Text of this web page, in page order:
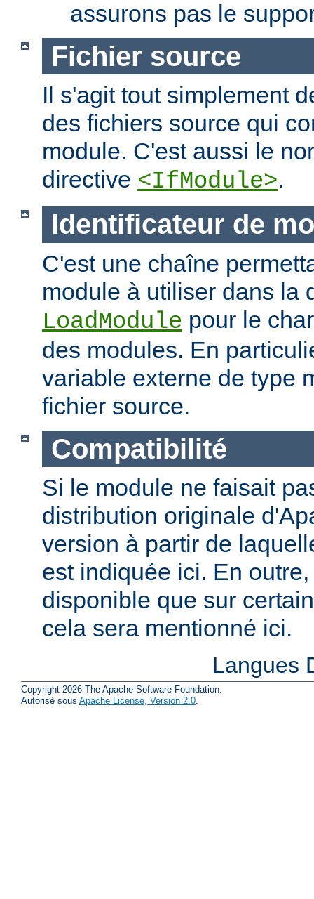
assurons pas le
Fichier source
Il s'agit tout simplement
des fichiers source qui
module. C'est aussi le
directive <IfModule>.
Identificateur de
C'est une chaîne
module à utiliser dans la
LoadModule pour le
des modules. En
variable externe de type
fichier source.
Compatibilité
Si le module ne faisait
distribution originale
version à partir de
est indiquée ici. En
disponible que sur
cela sera mentionné ici.
Langues
Copyright 2026 The Apache Software Foundation.
Autorisé sous Apache License, Version 2.0